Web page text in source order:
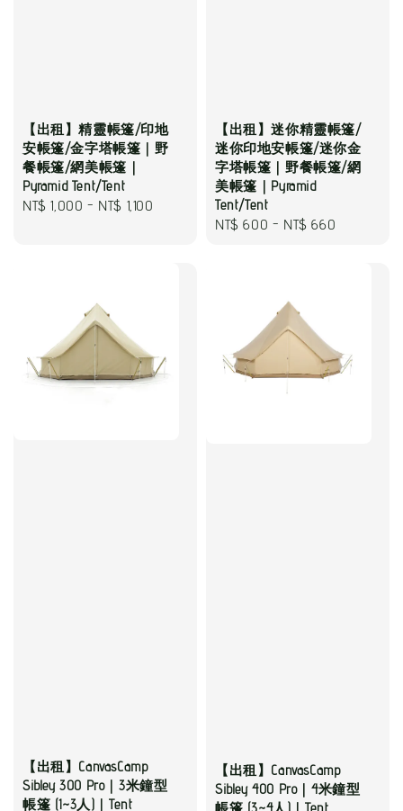
【出租】精靈帳篷/印地
安帳篷/金字塔帳篷｜野
餐帳篷/網美帳篷｜
Pyramid Tent/Tent
Regular
NT$ 1,000 - NT$ 1,100
【出租】迷你精靈帳篷/
迷你印地安帳篷/迷你金
字塔帳篷｜野餐帳篷/網
美帳篷｜Pyramid
Tent/Tent
Regular
NT$ 600 - NT$ 660
【出租】CanvasCamp
Sibley 300 Pro｜3米鐘型
帳篷 (1~3人)｜Tent
【出租】CanvasCamp
Sibley 400 Pro｜4米鐘型
帳篷 (3~4人)｜Tent